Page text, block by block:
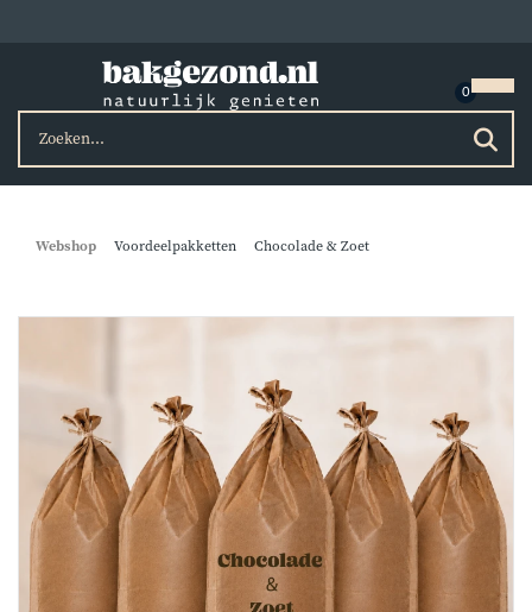
Webshop Voordeelpakketten Chocolade & Zoet